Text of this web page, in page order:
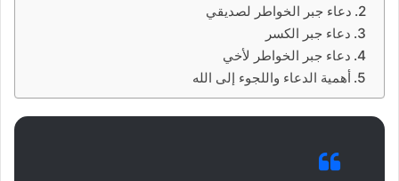
دعاء جبر الخواطر لصديقي
دعاء جبر الكسر
دعاء جبر الخواطر لأخي
أهمية الدعاء واللجوء إلى الله